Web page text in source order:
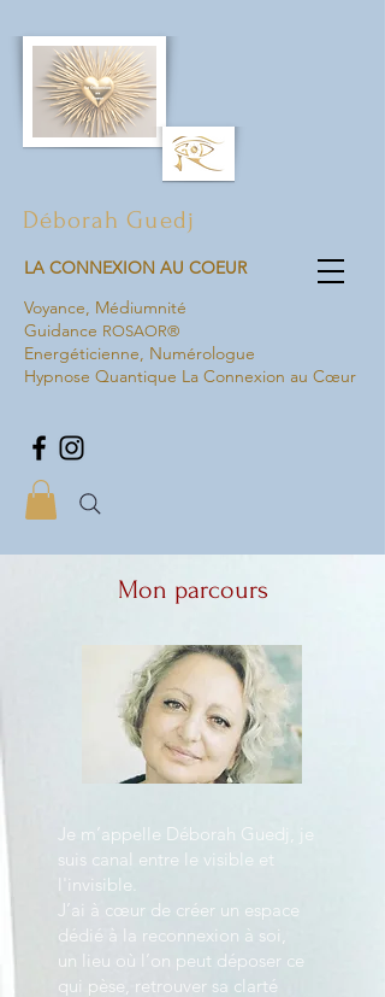
Déborah Guedj
LA CONNEXION AU COEUR
Voyance, Médiumnité
Guidance ROSAOR®
Energéticienne, Numérologue
Hypnose Quantique La Connexion au Cœur
Mon parcours
Je m’appelle Déborah Guedj, je
suis canal entre le visible et
l'invisible.
J’ai à cœur de créer un espace
dédié à la reconnexion à soi,
un lieu où l’on peut déposer ce
qui pèse, retrouver sa clarté